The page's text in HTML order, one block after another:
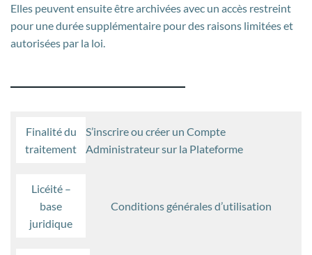
Elles peuvent ensuite être archivées avec un accès restreint
pour une durée supplémentaire pour des raisons limitées et
autorisées par la loi.
Finalité du
traitement
S’inscrire ou créer un Compte
Administrateur sur la Plateforme
Licéité –
base
juridique
Conditions générales d’utilisation